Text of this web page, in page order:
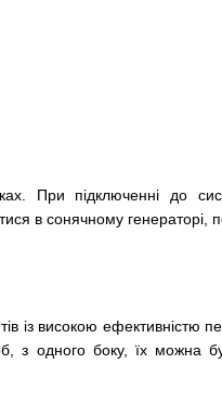
При підключенні до
в сонячному генераторі,
із високою
з одного боку, їх можна